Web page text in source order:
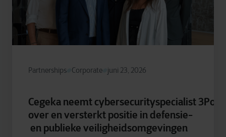
Partnerships Corporate juni 23, 2026
Cegeka neemt cybersecurityspecialist
over en versterkt positie in defensie-
en publieke veiligheidsomgevingen